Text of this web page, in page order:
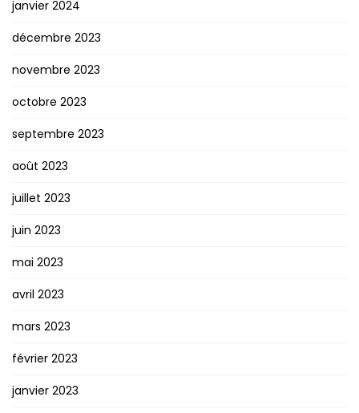
janvier 2024
décembre 2023
novembre 2023
octobre 2023
septembre 2023
août 2023
juillet 2023
juin 2023
mai 2023
avril 2023
mars 2023
février 2023
janvier 2023